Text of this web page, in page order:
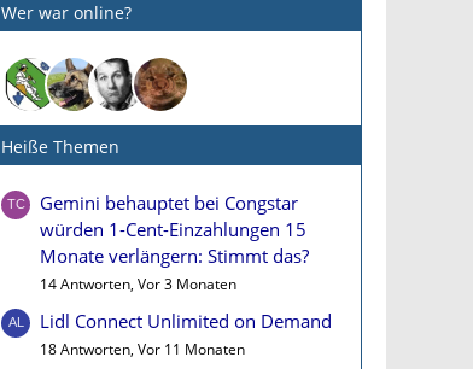
Wer war online?
Heiße Themen
Gemini behauptet bei Congstar
würden 1-Cent-Einzahlungen 15
Monate verlängern: Stimmt das?
14 Antworten, Vor 3 Monaten
Lidl Connect Unlimited on Demand
18 Antworten, Vor 11 Monaten